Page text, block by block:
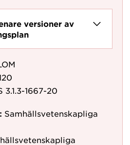
versioner av
3.1.3-1667-20
Samhällsvetenskapliga